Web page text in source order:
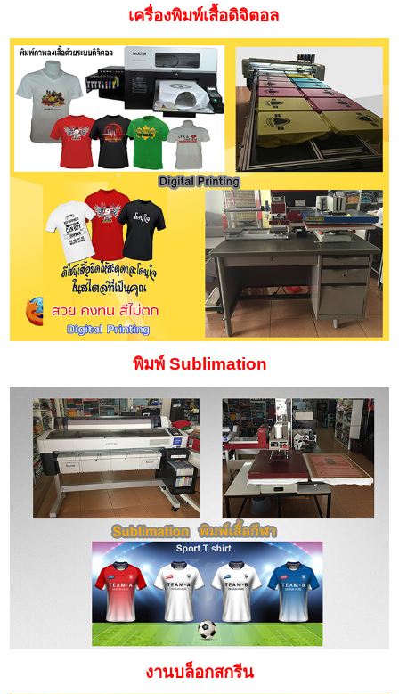
เครื่องพิมพ์เสื้อดิจิตอล
พิมพ์ Sublimation
งานบล็อกสกรีน